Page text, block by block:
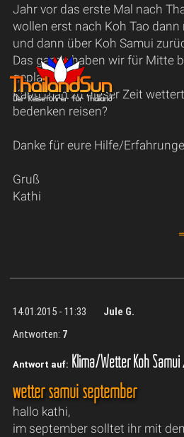
Jahr vor das erste Mal nach
wollen erst nach Koh Tao dann
und dann über Koh Samui
Das ganze haben wir für Mitte
geplant.
Kann man zu dieser Zeit
bedenken reisen?
Danke für eure Hilfe/
Gruß
Kathi
14.01.2015 - 11:33 Jule G.
Antworten: 7
Antwort auf: Klima/Wetter Koh Samui
wetter samui september
hallo kathi,
im september solltet ihr mit